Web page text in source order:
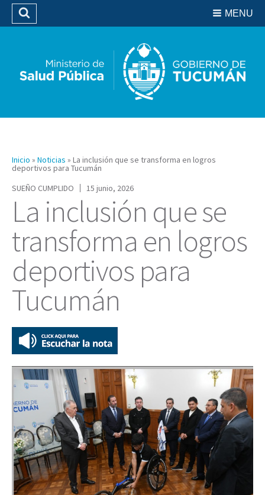
Biblioteca
MENU
Buscar
Inicio » Noticias » La inclusión que se transforma en logros
deportivos para Tucumán
SUEÑO CUMPLIDO
15 junio, 2026
La inclusión que se
transforma en logros
deportivos para
Tucumán